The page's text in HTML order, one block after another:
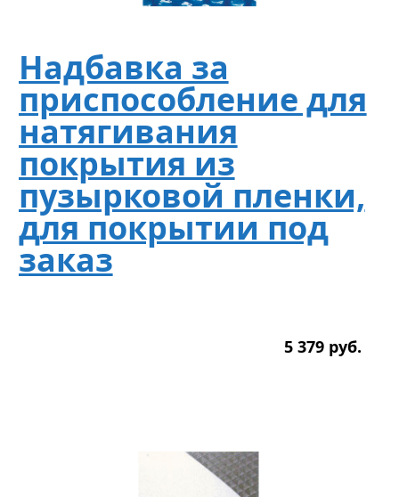
Надбавка за
приспособление для
натягивания
покрытия из
пузырковой пленки,
для покрытии под
заказ
5 379 руб.